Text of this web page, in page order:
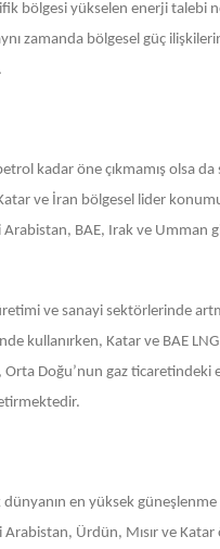
bölgesi yükselen enerji
zamanda bölgesel güç
kadar öne çıkmamış olsa
ve İran bölgesel lider
Arabistan, BAE, Irak ve Umman
ve sanayi sektörlerinde
kullanırken, Katar ve BAE
Doğu’nun gaz
en yüksek
Arabistan, Ürdün, Mısır ve